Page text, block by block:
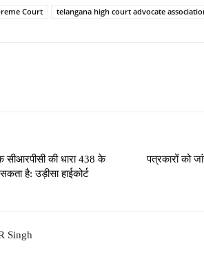
Court telangana high court advocate
सीआरपीसी की धारा 438 के
है: उड़ीसा हाईकोर्ट
पत्रकारों को
Singh